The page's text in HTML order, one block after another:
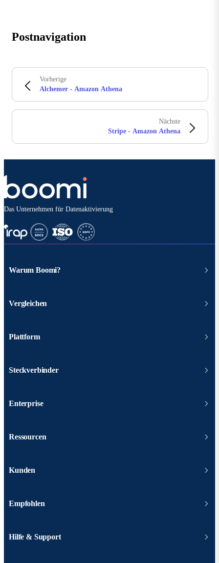
Postnavigation
Vorherige
Alchemer - Amazon Athena
Nächste
Stripe - Amazon Athena
Das Unternehmen für Datenaktivierung
Warum Boomi?
Vergleichen
Plattform
Steckverbinder
Enterprise
Ressourcen
Kunden
Empfohlen
Hilfe & Support